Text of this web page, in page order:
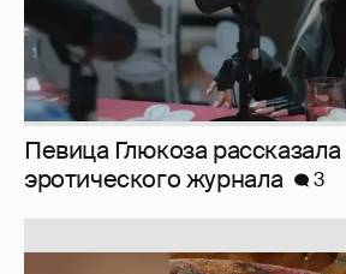
Певица Глюкоза
эротического журнала
3